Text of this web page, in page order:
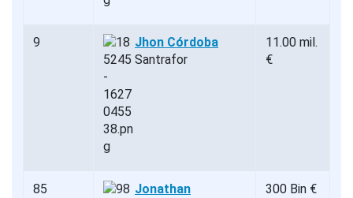
9
Jhon Córdoba
Santrafor
11.00 mil.
€
85
Jonathan
300 Bin €